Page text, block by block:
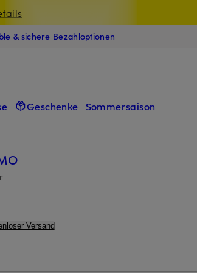
& sichere Bezahloptionen
Geschenke Sommersaison
Versand